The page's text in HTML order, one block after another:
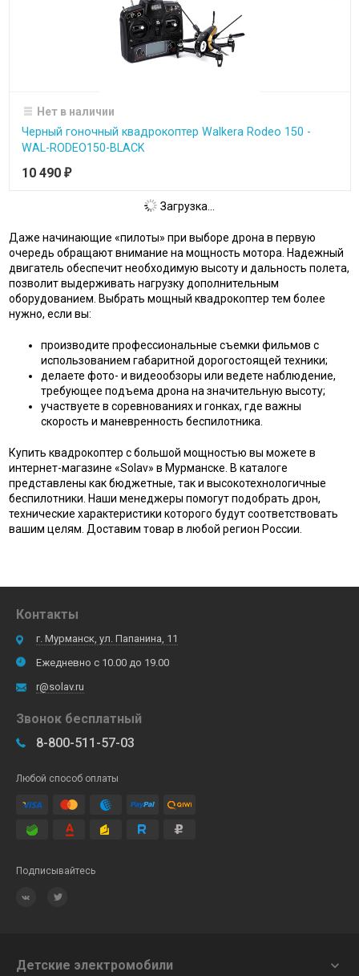
Нет в наличии
Черный гоночный квадрокоптер Walkera Rodeo 150 -
WAL-RODEO150-BLACK
10 490 ₽
Загрузка...
Даже начинающие «пилоты» при выборе дрона в первую
очередь обращают внимание на мощность мотора. Надежный
двигатель обеспечит необходимую высоту и дальность полета,
позволит выдерживать нагрузку дополнительным
оборудованием. Выбрать мощный квадрокоптер тем более
нужно, если вы:
производите профессиональные съемки фильмов с
использованием габаритной дорогостоящей техники;
делаете фото- и видеообзоры или ведете наблюдение,
требующее подъема дрона на значительную высоту;
участвуете в соревнованиях и гонках, где важны
скорость и маневренность беспилотника.
Купить квадрокоптер с большой мощностью вы можете в
интернет-магазине «Solav» в Мурманске. В каталоге
представлены как бюджетные, так и высокотехнологичные
беспилотники. Наши менеджеры помогут подобрать дрон,
технические характеристики которого будут соответствовать
вашим целям. Доставим товар в любой регион России.
Контакты
г. Мурманск, ул. Папанина, 11
Ежедневно с 10.00 до 19.00
r@solav.ru
Звонок бесплатный
8-800-511-57-03
Любой способ оплаты
Подписывайтесь
Детские электромобили 